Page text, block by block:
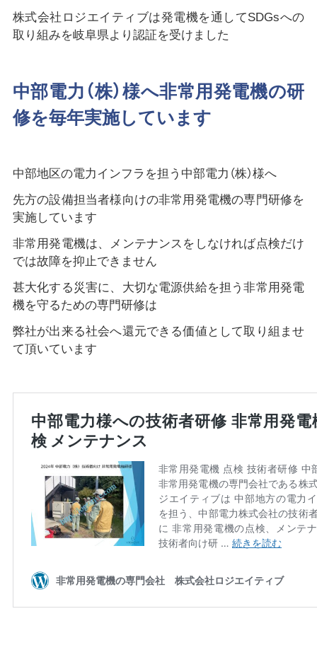
株式会社ロジエイティブは発電機を通してSDGsへの
取り組みを岐阜県より認証を受けました
中部電力（株）様へ非常用発電機の研
修を毎年実施しています
中部地区の電力インフラを担う中部電力（株）様へ
先方の設備担当者様向けの非常用発電機の専門研修を
実施しています
非常用発電機は、メンテナンスをしなければ点検だけ
では故障を抑止できません
甚大化する災害に、大切な電源供給を担う非常用発電
機を守るための専門研修は
弊社が出来る社会へ還元できる価値として取り組ませ
て頂いています